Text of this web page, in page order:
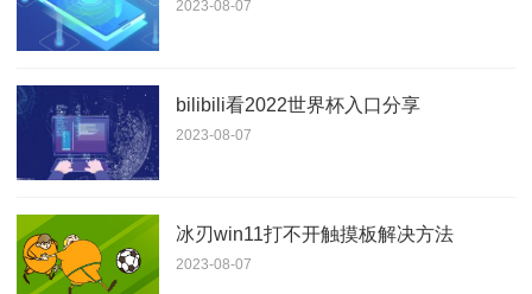
2023-08-07
bilibili看2022世界杯入口分享
2023-08-07
冰刃win11打不开触摸板解决方法
2023-08-07